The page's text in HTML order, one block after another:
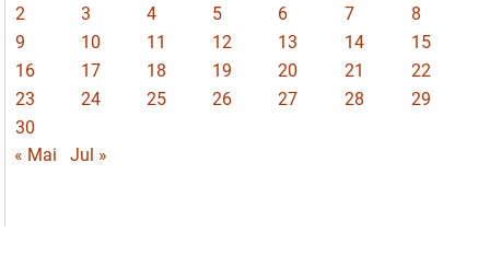
2
3 4 5 6 7
8
9
10 11 12 13 14
15
16
17 18 19 20 21
22
23
24 25 26 27 28
29
30
« Mai
Jul »